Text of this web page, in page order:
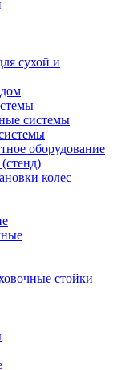
сухой и
системы
оборудование
колес
стойки